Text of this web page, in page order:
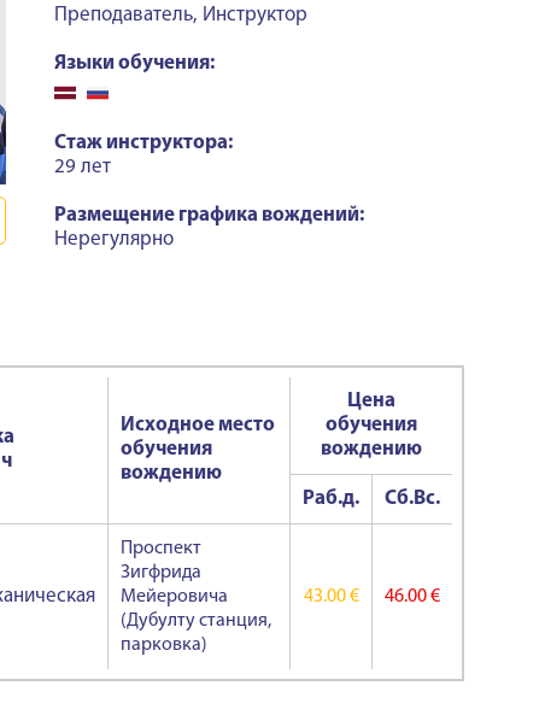
Преподаватель, Инструктор
Языки обучения:
Стаж инструктора:
29 лет
Размещение графика вождений:
Нерегулярно
Исходное место
обучения
вождению
Цена
обучения
вождению
Раб.д. Сб.Вс.
Проспект
Зигфрида
Мейеровича
(Дубулту станция,
парковка)
43.00 € 46.00 €